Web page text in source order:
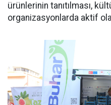
ürünlerinin tanıtılması,
organizasyonlarda aktif